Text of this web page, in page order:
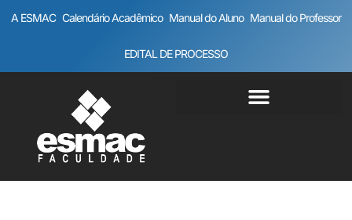
A ESMAC Calendário Acadêmico Manual do Aluno Manual do Professor
EDITAL DE PROCESSO